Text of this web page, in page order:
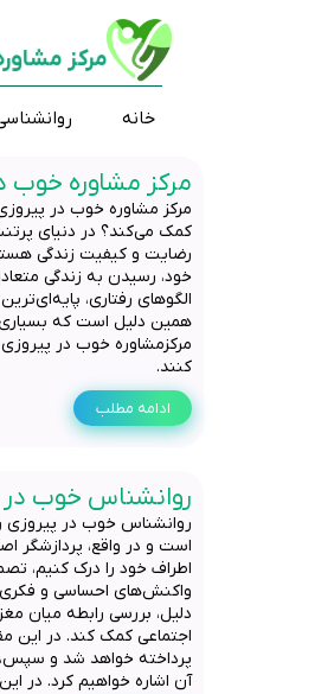
مرکز مشاوره خوب
مرکز مشاوره خوب در
کمک می‌کند؟ در دنیای
رضایت و کیفیت زندگی
خود، رسیدن به زندگی
الگوهای رفتاری،
همین دلیل است که بسیاری
مرکزمشاوره خوب در
کنند.
ادامه مطلب
روانشناس خوب در
روانشناس خوب در پیروزی
است و در واقع، پردازشگر
اطراف خود را درک کنیم،
واکنش‌های احساسی و
دلیل، بررسی رابطه میان
اجتماعی کمک کند. در این
پرداخته خواهد شد و سپس،
آن اشاره خواهیم کرد. در
خانه
ارزیابی و تشخیص
کودکان استثنائی
آموزش فرزند
روانشناسی
اضطراب و استرس
درمان دوقطبی
گروه درمانی
مشاوره فردی
مشاوره تحصیلی
ارتقاء شناختی
ارتقاء توجه و
ارتقاء حافظه
ارتقاء خلاقیت
مرکز